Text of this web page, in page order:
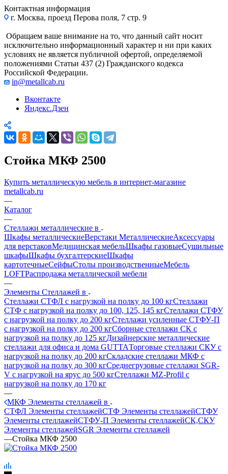
Контактная информация
г. Москва, проезд Перова поля, 7 стр. 9
Обращаем ваше внимание на то, что данный сайт носит
исключительно информационный характер и ни при каких
условиях не является публичной офертой, определяемой
положениями Статьи 437 (2) Гражданского кодекса
Российской Федерации.
in@metallcab.ru
Вконтакте
Яндекс.Дзен
Стойка МКФ 2500
Купить металлическую мебель в интернет-магазине
metallcab.ru
—
Каталог
—
Стеллажи металлические в
Шкафы металлическиеВерстаки МеталлическиеАксессуары
для верстаковМедицинская мебельШкафы газовыеСушильные
шкафыШкафы бухгалтерскиеШкафы
картотечныеСейфыСтолы производственныеМебель
LOFTРаспродажа металлической мебели
—
Элементы Стеллажей в
Стеллажи СТФЛ с нагрузкой на полку до 100 кгСтеллажи
СТФ с нагрузкой на полку до 100, 125, 145 кгСтеллажи СТФУ
с нагрузкой на полку до 200 кгСтеллажи усиленные СТФУ-П
с нагрузкой на полку до 200 кгСборные стеллажи СК с
нагрузкой на полку до 125 кгДизайнерские металлические
стеллажи для офиса и дома GUTTAТорговые стеллажи СКУ с
нагрузкой на полку до 200 кгСкладские стеллажи МКФ с
нагрузкой на полку до 300 кгСреднегрузовые стеллажи SGR-
V с нагрузкой на ярус до 500 кгСтеллажи MZ-Profil с
нагрузкой на полку до 170 кг
—
МКФ Элементы стеллажей в
СТФЛ Элементы стеллажейСТФ Элементы стеллажейСТФУ
Элементы стеллажейСТФУ-П Элементы стеллажейСК,СКУ
Элементы стеллажейSGR Элементы стеллажей
—Стойка МКФ 2500